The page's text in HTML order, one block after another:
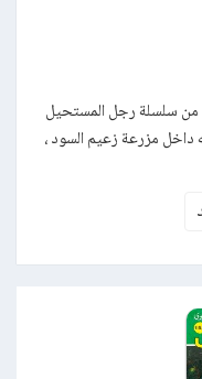
من سلسلة رجل المستحيل
داخل مزرعة زعيم السود ،